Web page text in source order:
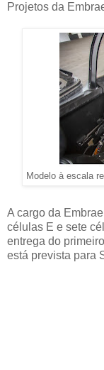
Projetos da
Modelo à escala
A cargo da
células E e sete
entrega do
está prevista para